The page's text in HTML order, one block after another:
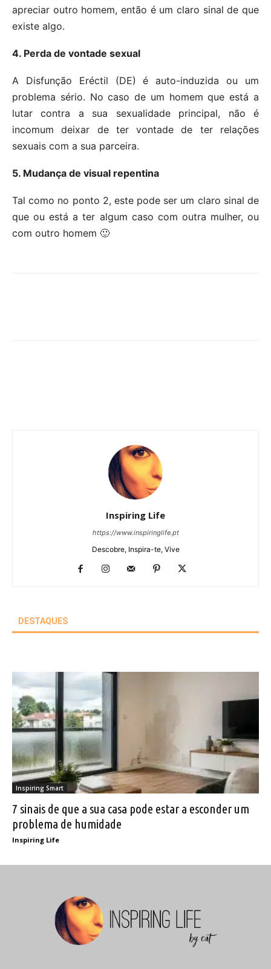
apreciar outro homem, então é um claro sinal de que
existe algo.
4. Perda de vontade sexual
A Disfunção Eréctil (DE) é auto-induzida ou um
problema sério. No caso de um homem que está a
lutar contra a sua sexualidade principal, não é
incomum deixar de ter vontade de ter relações
sexuais com a sua parceira.
5. Mudança de visual repentina
Tal como no ponto 2, este pode ser um claro sinal de
que ou está a ter algum caso com outra mulher, ou
com outro homem 🙂
Inspiring Life
https://www.inspiringlife.pt
Descobre, Inspira-te, Vive
DESTAQUES
Inspiring Smart
7 sinais de que a sua casa pode estar a esconder um
problema de humidade
Inspiring Life